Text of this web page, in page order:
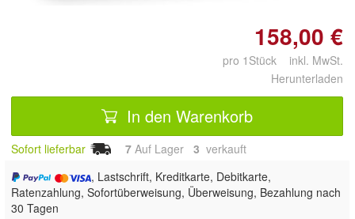
158,00 €
pro 1Stück inkl. MwSt.
Herunterladen
In den Warenkorb
Sofort lieferbar 7 Auf Lager 3 verkauft
, Lastschrift, Kreditkarte, Debitkarte,
Ratenzahlung, Sofortüberweisung, Überweisung, Bezahlung nach
30 Tagen